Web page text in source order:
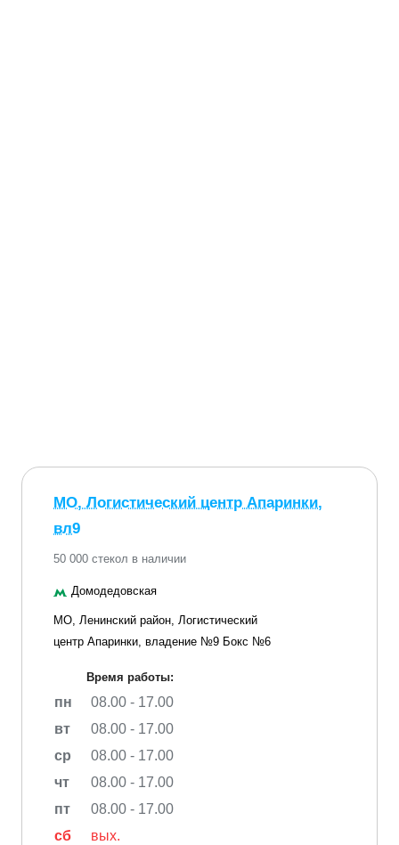
МО, Логистический центр Апаринки,
вл9
50 000 стекол в наличии
Домодедовская
МО, Ленинский район, Логистический
центр Апаринки, владение №9 Бокс №6
Время работы:
пн
08.00 - 17.00
вт
08.00 - 17.00
ср
08.00 - 17.00
чт
08.00 - 17.00
пт
08.00 - 17.00
сб
вых.